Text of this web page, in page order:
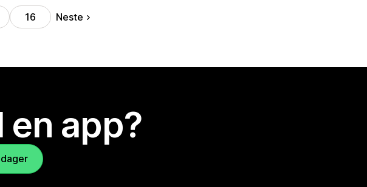
16 Neste
app?